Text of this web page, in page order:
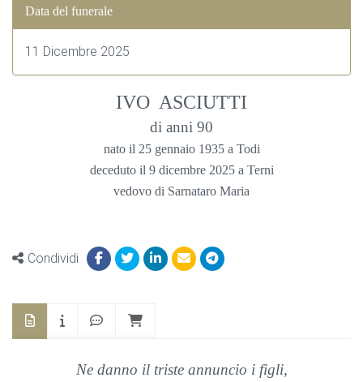
Data del funerale
11 Dicembre 2025
IVO ASCIUTTI
di anni 90
nato il 25 gennaio 1935 a Todi
deceduto il 9 dicembre 2025 a Terni
vedovo di Sarnataro Maria
Condividi
Ne danno il triste annuncio i figli,